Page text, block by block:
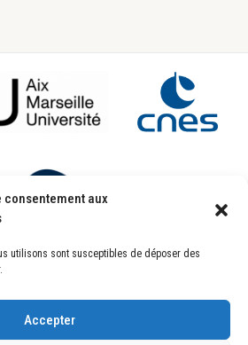
consentement aux
utilisons sont susceptibles de déposer des
Accepter
Marseille